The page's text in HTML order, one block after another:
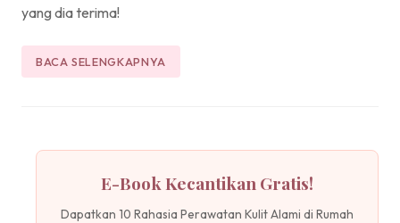
yang dia terima!
BACA SELENGKAPNYA
E-Book Kecantikan Gratis!
Dapatkan 10 Rahasia Perawatan Kulit Alami di Rumah